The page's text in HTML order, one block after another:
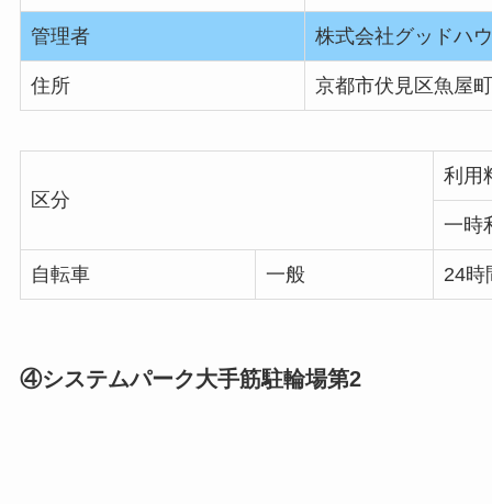
管理者 株式会社グッドハ
住所 京都市伏見区魚屋町
区分
利用
一時
自転車 一般 24時
④システムパーク大手筋駐輪場第2